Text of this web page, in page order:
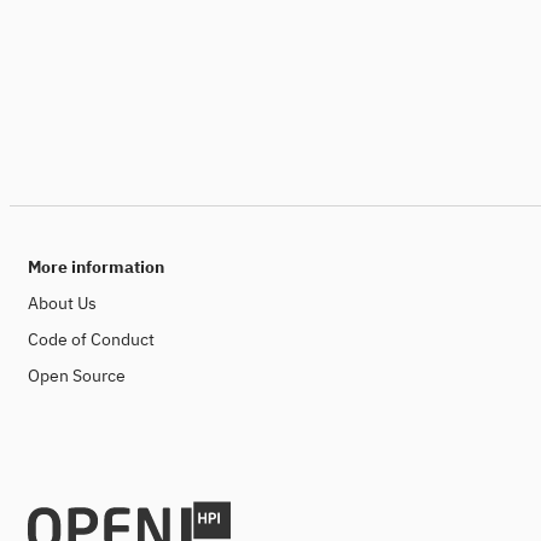
More information
About Us
Code of Conduct
Open Source